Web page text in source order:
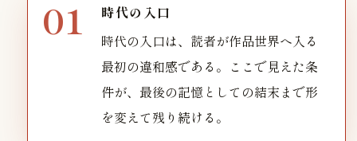
時代の入口
時代の入口は、読者が作品世界へ入る
最初の違和感である。ここで見えた条
件が、最後の記憶としての結末まで形
を変えて残り続ける。